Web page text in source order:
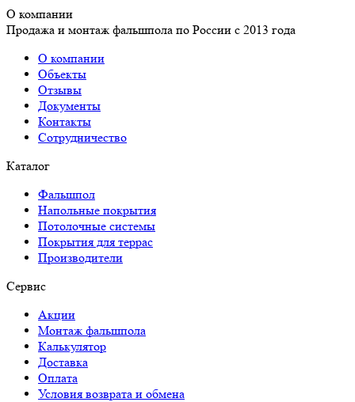
О компании
Продажа и монтаж фальшпола по России с 2013 года
О компании
Объекты
Отзывы
Документы
Контакты
Сотрудничество
Каталог
Фальшпол
Напольные покрытия
Потолочные системы
Покрытия для террас
Производители
Сервис
Акции
Монтаж фальшпола
Калькулятор
Доставка
Оплата
Условия возврата и обмена